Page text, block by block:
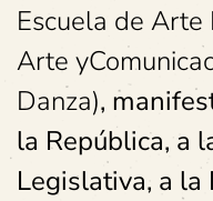
Escuela de Arte
Arte
Danza),
la República, a
Legislativa, a